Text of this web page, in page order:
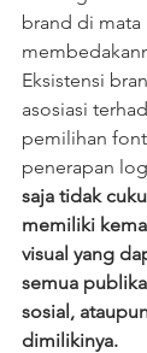
brand di
Eksistensi
asosiasi
pemilihan
penerapan
saja tidak
memiliki
visual yang
semua
sosial,
dimilikinya.